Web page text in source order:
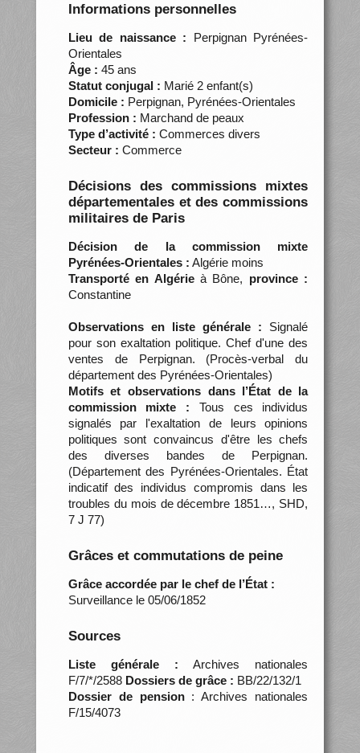
Informations personnelles
Lieu de naissance : Perpignan Pyrénées-
Orientales
Âge : 45 ans
Statut conjugal : Marié 2 enfant(s)
Domicile : Perpignan, Pyrénées-Orientales
Profession : Marchand de peaux
Type d’activité : Commerces divers
Secteur : Commerce
Décisions des commissions mixtes
départementales et des commissions
militaires de Paris
Décision de la commission mixte
Pyrénées-Orientales : Algérie moins
Transporté en Algérieà Bône, province :
Constantine
Observations en liste générale : Signalé
pour son exaltation politique. Chef d'une des
ventes de Perpignan. (Procès-verbal du
département des Pyrénées-Orientales)
Motifs et observations dans l’État de la
commission mixte : Tous ces individus
signalés par l'exaltation de leurs opinions
politiques sont convaincus d'être les chefs
des diverses bandes de Perpignan.
(Département des Pyrénées-Orientales. État
indicatif des individus compromis dans les
troubles du mois de décembre 1851…, SHD,
7 J 77)
Grâces et commutations de peine
Grâce accordée par le chef de l’État :
Surveillance le 05/06/1852
Sources
Liste générale : Archives nationales
F/7/*/2588 Dossiers de grâce : BB/22/132/1
Dossier de pension: Archives nationales
F/15/4073